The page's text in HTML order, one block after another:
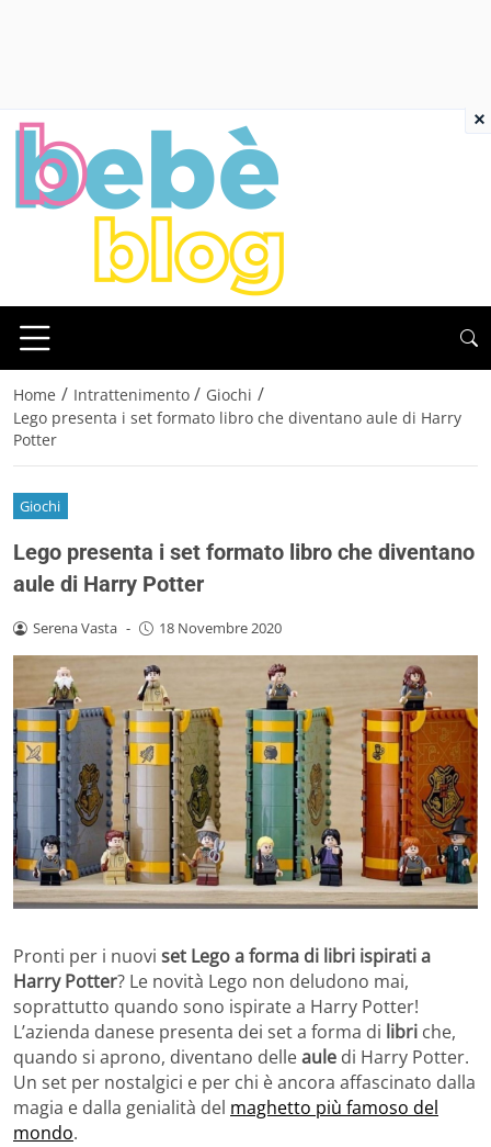
Home / Intrattenimento / Giochi /
Lego presenta i set formato libro che diventano aule di Harry
Potter
Giochi
Lego presenta i set formato libro che diventano
aule di Harry Potter
Serena Vasta - 18 Novembre 2020
Pronti per i nuovi set Lego a forma di libri ispirati a
Harry Potter? Le novità Lego non deludono mai,
soprattutto quando sono ispirate a Harry Potter!
L’azienda danese presenta dei set a forma di libri che,
quando si aprono, diventano delleaule di Harry Potter.
Un set per nostalgici e per chi è ancora affascinato dalla
magia e dalla genialità del maghetto più famoso del
mondo.
×